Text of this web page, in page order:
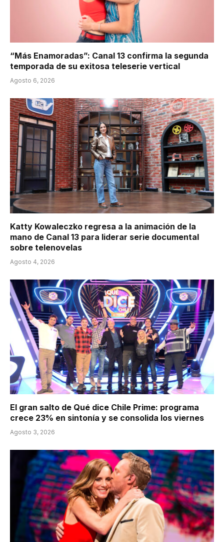
“Más Enamoradas”: Canal 13 confirma la segunda
temporada de su exitosa teleserie vertical
Agosto 6, 2026
Katty Kowaleczko regresa a la animación de la
mano de Canal 13 para liderar serie documental
sobre telenovelas
Agosto 4, 2026
El gran salto de Qué dice Chile Prime: programa
crece 23% en sintonía y se consolida los viernes
Agosto 3, 2026